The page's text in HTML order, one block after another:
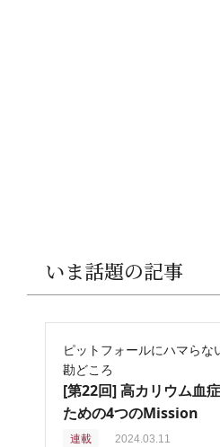
いま話題の記事
ピットフォールにハマらな
勘どころ
[第22回] 高カリウム血
ための4つのMission
連載 2024.03.11